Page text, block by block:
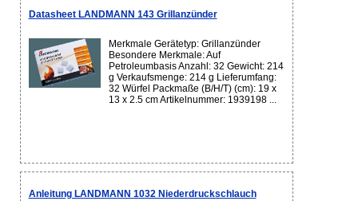
Datasheet LANDMANN 143 Grillanzünder
Merkmale Gerätetyp: Grillanzünder
Besondere Merkmale: Auf
Petroleumbasis Anzahl: 32 Gewicht: 214
g Verkaufsmenge: 214 g Lieferumfang:
32 Würfel Packmaße (B/H/T) (cm): 19 x
13 x 2.5 cm Artikelnummer: 1939198 ...
Anleitung LANDMANN 1032 Niederdruckschlauch